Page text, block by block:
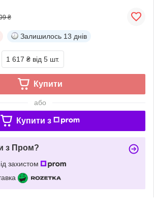
₴
Залишилось 13 днів
1 617 ₴ від 5 шт.
Купити
або
Купити з
з Пром?
захистом